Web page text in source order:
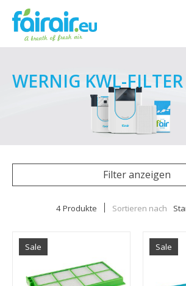
WERNIG KWL-FILTER
Filter anzeigen
4 Produkte Sortieren nach
Sale Sale